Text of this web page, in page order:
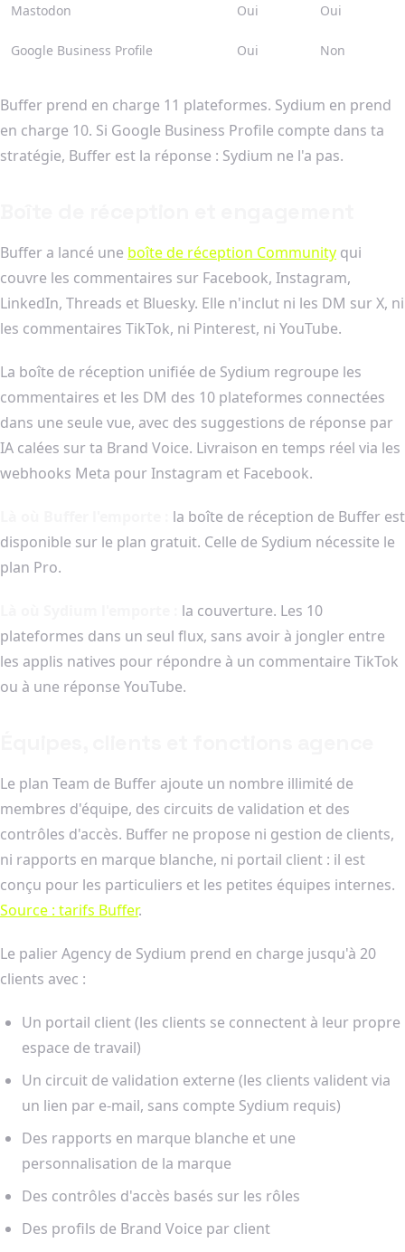
Mastodon Oui Oui
Google Business Profile Oui Non
Buffer prend en charge 11 plateformes. Sydium en prend
en charge 10. Si Google Business Profile compte dans ta
stratégie, Buffer est la réponse : Sydium ne l'a pas.
Buffer a lancé une boîte de réception Community qui
couvre les commentaires sur Facebook, Instagram,
LinkedIn, Threads et Bluesky. Elle n'inclut ni les DM sur X, ni
les commentaires TikTok, ni Pinterest, ni YouTube.
La boîte de réception unifiée de Sydium regroupe les
commentaires et les DM des 10 plateformes connectées
dans une seule vue, avec des suggestions de réponse par
IA calées sur ta Brand Voice. Livraison en temps réel via les
webhooks Meta pour Instagram et Facebook.
la boîte de réception de Buffer est
disponible sur le plan gratuit. Celle de Sydium nécessite le
plan Pro.
la couverture. Les 10
plateformes dans un seul flux, sans avoir à jongler entre
les applis natives pour répondre à un commentaire TikTok
ou à une réponse YouTube.
Le plan Team de Buffer ajoute un nombre illimité de
membres d'équipe, des circuits de validation et des
contrôles d'accès. Buffer ne propose ni gestion de clients,
ni rapports en marque blanche, ni portail client : il est
conçu pour les particuliers et les petites équipes internes.
Source : tarifs Buffer.
Le palier Agency de Sydium prend en charge jusqu'à 20
clients avec :
Un portail client (les clients se connectent à leur propre
espace de travail)
Un circuit de validation externe (les clients valident via
un lien par e-mail, sans compte Sydium requis)
Des rapports en marque blanche et une
personnalisation de la marque
Des contrôles d'accès basés sur les rôles
Des profils de Brand Voice par client